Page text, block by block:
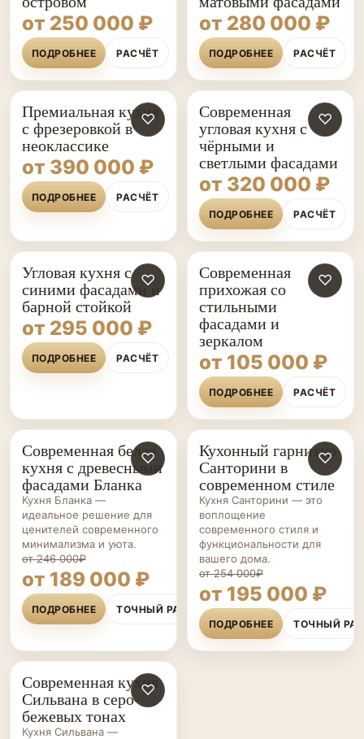
от 250 000 ₽
ПОДРОБНЕЕ РАСЧЁТ
от 280 000 ₽
ПОДРОБНЕЕ РАСЧЁТ
♡
Премиальная кухня
с фрезеровкой в
неоклассике
от 390 000 ₽
ПОДРОБНЕЕ РАСЧЁТ
♡
Современная
угловая кухня с
чёрными и
светлыми фасадами
от 320 000 ₽
ПОДРОБНЕЕ РАСЧЁТ
♡
Угловая кухня с
синими фасадами и
барной стойкой
от 295 000 ₽
ПОДРОБНЕЕ РАСЧЁТ
♡
Современная
прихожая со
стильными
фасадами и
зеркалом
от 105 000 ₽
ПОДРОБНЕЕ РАСЧЁТ
КУХНИ НА ЗАКАЗ ♡
Современная белая
кухня с древесными
фасадами Бланка
Кухня Бланка —
идеальное решение для
ценителей современного
минимализма и уюта.
от 246 000₽
от 189 000 ₽
ПОДРОБНЕЕ ТОЧНЫЙ РАСЧЁТ
КУХНИ НА ЗАКАЗ ♡
Кухонный гарнитур
Санторини в
современном стиле
Кухня Санторини — это
воплощение
современного стиля и
функциональности для
вашего дома.
от 254 000₽
от 195 000 ₽
ПОДРОБНЕЕ ТОЧНЫЙ
КУХНИ НА ЗАКАЗ ♡
Современная кухня
Сильвана в серо-
бежевых тонах
Кухня Сильвана —